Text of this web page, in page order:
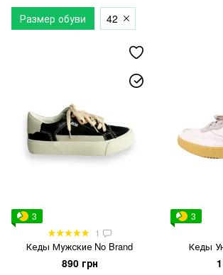
Размер обуви 42
3
1
Кеды Мужские No Brand
890 грн
3
Кеды